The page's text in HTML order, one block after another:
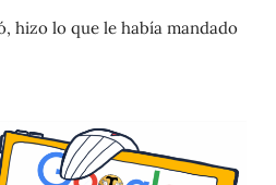
hizo lo que le había mandado